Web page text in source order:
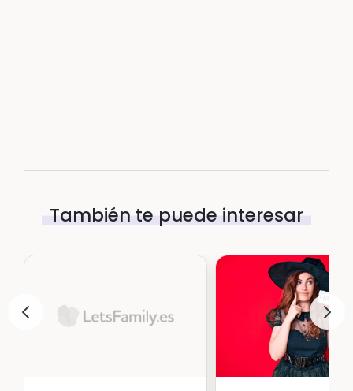
También te puede interesar